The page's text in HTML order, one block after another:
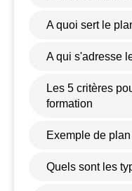
A quoi sert le
A qui s'adresse
Les 5 critères
formation
Exemple de
Quels sont les